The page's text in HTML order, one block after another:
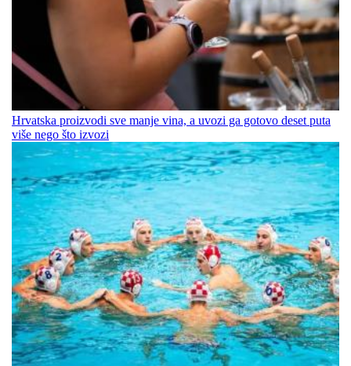
Hrvatska proizvodi sve manje vina, a uvozi ga gotovo deset puta
više nego što izvozi